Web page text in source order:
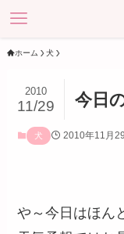
ホーム 犬
今日
2010
11/29
犬 2010年11月
や～今日はほん